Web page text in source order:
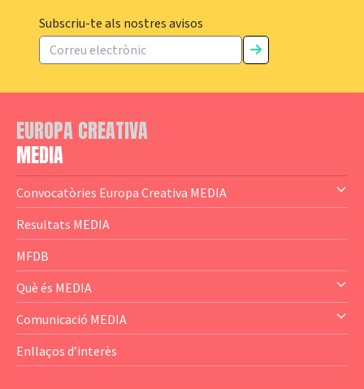
Subscriu-te als nostres avisos
EUROPA CREATIVA
MEDIA
Convocatòries Europa Creativa MEDIA
— Content Cluster
— Business Cluster
— Audience Cluster
— Altres
Resultats MEDIA
MFDB
Què és MEDIA
— El subprograma MEDIA
— Agència Executiva
Comunicació MEDIA
— Estrenes a Catalunya
Enllaços d’interès